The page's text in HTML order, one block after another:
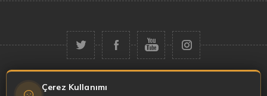
Telif hakkı © 2026 Garaj Market. Tüm hakları saklıdır.
Çerez Kullanımı